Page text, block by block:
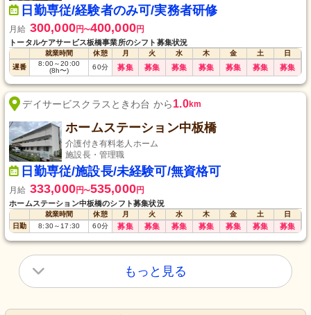
日勤専従/経験者のみ可/実務者研修
月給 300,000円〜400,000円
トータルケアサービス板橋事業所のシフト募集状況
就業時間 休憩 月 火 水 木 金 土
日
遅番
8:00～20:00
(8h〜)
60分 募集 募集 募集 募集 募集 募集 募集
デイサービスクラスときわ台 から1.0km
ホームステーション中板橋
介護付き有料老人ホーム
施設長・管理職
日勤専従/施設長/未経験可/無資格可
月給 333,000円〜535,000円
ホームステーション中板橋のシフト募集状況
就業時間 休憩 月 火 水 木 金 土
日
日勤
8:30～17:30 60分 募集 募集 募集 募集 募集 募集 募集
もっと見る